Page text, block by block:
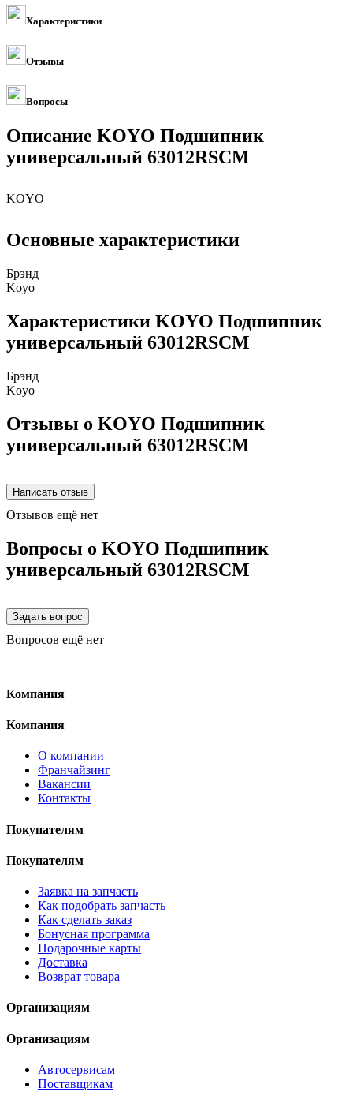
Характеристики
Отзывы
Вопросы
Описание KOYO Подшипник
универсальный 63012RSCM
KOYO
Основные характеристики
Брэнд
Koyo
Характеристики KOYO Подшипник
универсальный 63012RSCM
Брэнд
Koyo
Отзывы о KOYO Подшипник
универсальный 63012RSCM
Отзывов ещё нет
Вопросы о KOYO Подшипник
универсальный 63012RSCM
Вопросов ещё нет
Компания
Компания
О компании
Франчайзинг
Вакансии
Контакты
Покупателям
Покупателям
Заявка на запчасть
Как подобрать запчасть
Как сделать заказ
Бонусная программа
Подарочные карты
Доставка
Возврат товара
Организациям
Организациям
Автосервисам
Поставщикам